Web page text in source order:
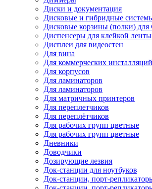
Диски и документация
Дисковые и гибридные
Дисковые корзины (полки)
Диспенсеры для клейкой ленты
Дисплеи для видеостен
Для вина
Для коммерческих инсталляций
Для корпусов
Для ламинаторов
Для ламинаторов
Для матричных принтеров
Для переплетчиков
Для переплётчиков
Для рабочих групп цветные
Для рабочих групп цветные
Дневники
Доводчики
Дозирующие лезвия
Док-станции для ноутбуков
Док-станции, порт-